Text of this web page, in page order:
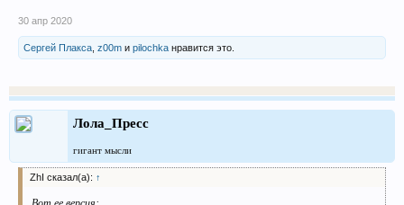
30 апр 2020
Сергей Плакса z00m и pilochka нравится это.
Лола_Пресс
гигант мысли
ZhI сказал(а): ↑